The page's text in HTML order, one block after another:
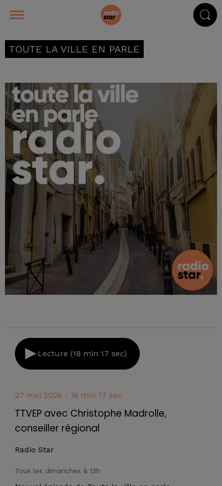
TOUTE LA VILLE EN PARLE
Lecture (18 min 17 sec)
27 mai 2026 - 18 min 17 sec
TTVEP avec Christophe Madrolle,
conseiller régional
Radio Star
Tous les dimanches à 13h